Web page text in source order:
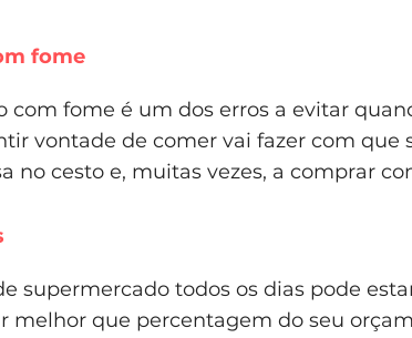
fome
com fome é um dos erros a evitar
vontade de comer vai fazer com que
no cesto e, muitas vezes, a comprar
supermercado todos os dias pode
melhor que percentagem do seu